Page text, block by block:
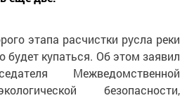
этапа расчистки русла реки
будет купаться. Об этом заявил
Межведомственной
безопасности,